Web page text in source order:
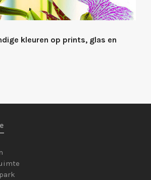
kleuren op prints, glas en